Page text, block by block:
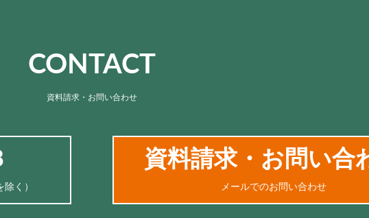
CONTACT
資料請求・お問い合わせ
く）
資料請求・お問い合
メールでのお問い合わせ